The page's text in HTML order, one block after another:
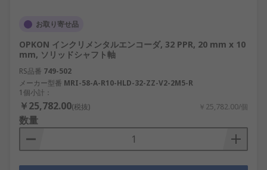
お取り寄せ品
OPKON インクリメンタルエンコーダ, 32 PPR, 20 mm x 10
mm, ソリッドシャフト軸
RS品番 749-502
メーカー型番 MRI-58-A-R10-HLD-32-ZZ-V2-2M5-R
1個小計：
￥25,782.00(税抜) ￥25,782.00/個
数量